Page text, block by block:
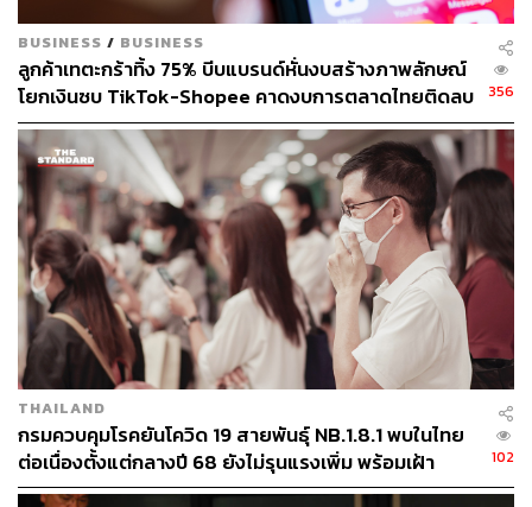
BUSINESS / BUSINESS
ลูกค้าเทตะกร้าทิ้ง 75% บีบแบรนด์หั่นงบสร้างภาพลักษณ์
โยกเงินซบ TikTok-Shopee คาดงบการตลาดไทยติดลบ
ครั้งแรกในรอบ 14 ปี
356
THAILAND
กรมควบคุมโรคยันโควิด 19 สายพันธุ์ NB.1.8.1 พบในไทย
ต่อเนื่องตั้งแต่กลางปี 68 ยังไม่รุนแรงเพิ่ม พร้อมเฝ้า
ระวัง-ติดตามใกล้ชิด
102